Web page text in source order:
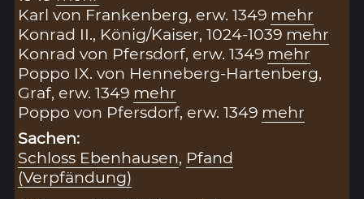
Karl von Frankenberg, erw. 1349 mehr
Konrad II., König/Kaiser, 1024-1039 mehr
Konrad von Pfersdorf, erw. 1349 mehr
Poppo IX. von Henneberg-Hartenberg,
Graf, erw. 1349 mehr
Poppo von Pfersdorf, erw. 1349 mehr
Sachen:
Schloss Ebenhausen, Pfand
(Verpfändung)